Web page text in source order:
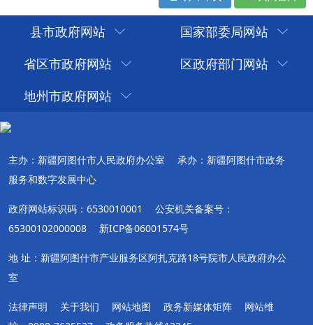
县市政府网站
国家部委局网站
省区市政府网站
区政府部门网站
地州市政府网站
主办：新疆阿图什市人民政府办公室
承办：新疆阿图什市政务
服务和数字发展中心
政府网站标识码：6530010001
公安机关备案号：
65300102000008
新ICP备06001574号
地 址：新疆阿图什市产业服务区阿扎克路18号院市人民政府办公
室
法律声明 关于我们 网站地图 政务新媒体矩阵
网站维